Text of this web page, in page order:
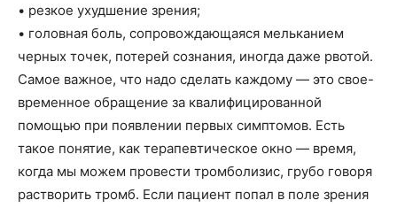
• резкое ухудшение зрения;
• головная боль, сопровождающаяся мельканием
черных точек, потерей сознания, иногда даже рвотой.
Самое важное, что надо сделать каждому — это свое-
временное обращение за квалифицированной
помощью при появлении первых симптомов. Есть
такое понятие, как терапевтическое окно — время,
когда мы можем провести тромболизис, грубо говоря
растворить тромб. Если пациент попал в поле зрения